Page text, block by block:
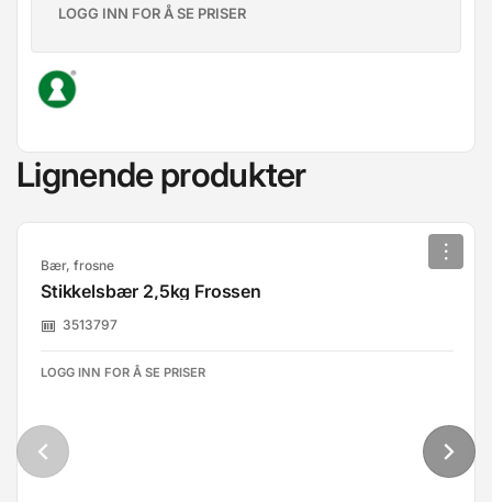
LOGG INN FOR Å SE PRISER
Lignende produkter
Bær, frosne
Stikkelsbær 2,5kg Frossen
3513797
LOGG INN FOR Å SE PRISER